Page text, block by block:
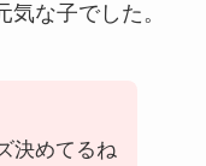
な子でした。
決めてるね